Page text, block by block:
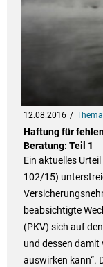
12.08.2016
Haftung für
Beratung: Teil 1
Ein aktuelles
102/15)
beabsichtigte
(PKV) sich auf
und dessen damit
auswirken kann“.